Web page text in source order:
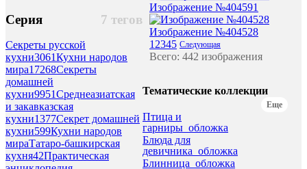
7 тегов
Серия
Секреты русской
кухни3061Кухни народов
мира17268Секреты
домашней
кухни9951Среднеазиатская
и закавказская
кухни1377Секрет домашней
кухни599Кухни народов
мираТатаро-башкирская
кухня42Практическая
Изображение №404591
Изображение №404528
1 2345 Следующая
Всего: 442 изображения
Тематические коллекции
Еще
Птица и
гарниры_обложка
Блюда для
девичника_обложка
Блинница_обложка